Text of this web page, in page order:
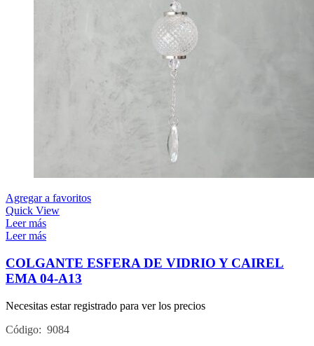
Agregar a favoritos
Quick View
Leer más
Leer más
COLGANTE ESFERA DE VIDRIO Y CAIREL
EMA 04-A13
Necesitas estar registrado para ver los precios
Código: 9084